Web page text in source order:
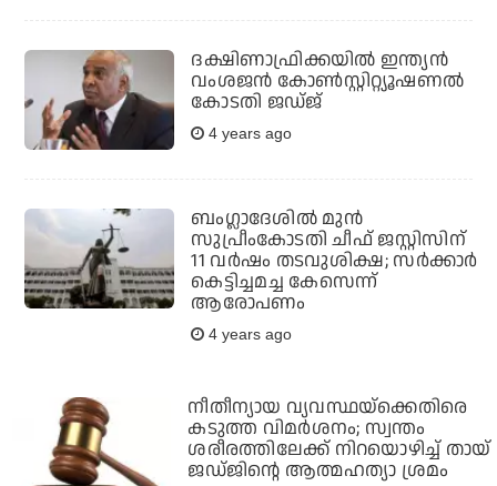
ദക്ഷിണാഫ്രിക്കയില്‍ ഇന്ത്യന്‍
വംശജന്‍ കോണ്‍സ്റ്റിറ്റ്യൂഷണല്‍
കോടതി ജഡ്ജ്
4 years ago
ബംഗ്ലാദേശില്‍ മുന്‍
സുപ്രീംകോടതി ചീഫ് ജസ്റ്റിസിന്
11 വര്‍ഷം തടവുശിക്ഷ; സര്‍ക്കാര്‍
കെട്ടിച്ചമച്ച കേസെന്ന്
ആരോപണം
4 years ago
നീതീന്യായ വ്യവസ്ഥയ്‌ക്കെതിരെ
കടുത്ത വിമര്‍ശനം; സ്വന്തം
ശരീരത്തിലേക്ക് നിറയൊഴിച്ച് തായ്
ജഡ്ജിന്റെ ആത്മഹത്യാ ശ്രമം